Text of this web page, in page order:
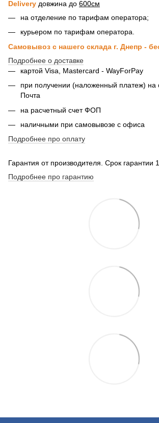
Delivery довжина до 600см
на отделение по тарифам оператора;
курьером по тарифам оператора.
Самовывоз с нашего склада г. Днепр -
Подробнее о доставке
картой Visa, Mastercard - WayForPay
при получении (наложенный платеж) на
Почта
на расчетный счет ФОП
наличными при самовывозе с офиса
Подробнее про оплату
Гарантия от производителя. Срок гарантии
Подробнее про гарантию